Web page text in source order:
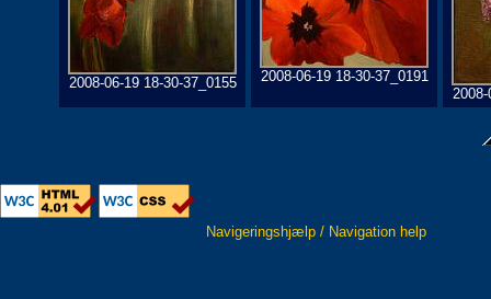
2008-06-19 18-30-37_0155
2008-06-19 18-30-37_0191
2008-
Navigeringshjælp / Navigation help